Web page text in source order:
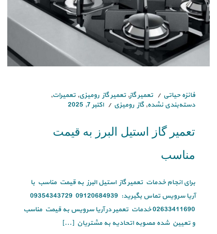
فائزه حیاتی تعمیر گاز, تعمیر گاز رومیزی, تعمیرات,
دسته‌بندی نشده,گاز رومیزی اکتبر 7, 2025
تعمیر گاز استیل البرز به قیمت
مناسب
برای انجام خدمات تعمیر گاز استیل البرز به قیمت مناسب با
02633411690 خدمات تعمیر در آریا سرویس به قیمت مناسب
و تعیین شده مصوبه اتحادیه به مشتریان [...]